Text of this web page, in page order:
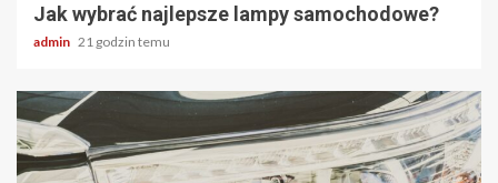
Jak wybrać najlepsze lampy samochodowe?
admin 21 godzin temu